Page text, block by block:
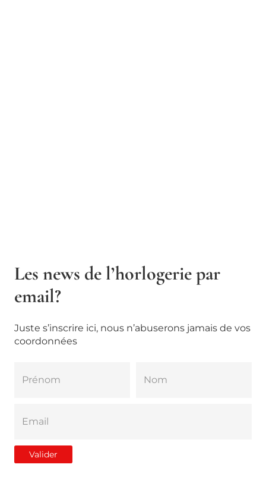
Les news de l’horlogerie par
email?
Juste s’inscrire ici, nous n’abuserons jamais de vos
coordonnées